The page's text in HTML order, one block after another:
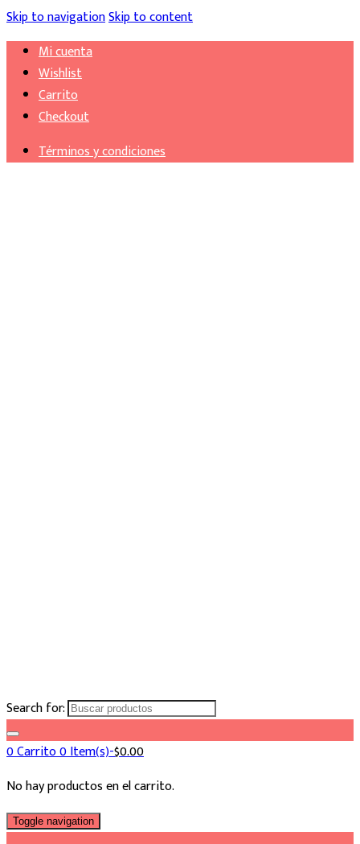
Skip to navigationSkip to content
Mi cuenta
Wishlist
Carrito
Checkout
Términos y condiciones
Search for:
0Carrito0 Item(s)-$0.00
No hay productos en el carrito.
Toggle navigation